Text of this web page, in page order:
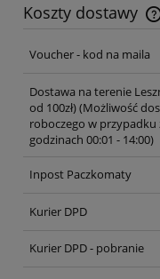
Koszty dostawy
Cena nie zawiera
Voucher - kod na maila
Dostawa na terenie
od 100zł)(Możliwość
roboczego w przypadku
godzinach 00:01 - 14:00)
Inpost Paczkomaty
Kurier DPD
Kurier DPD - pobranie